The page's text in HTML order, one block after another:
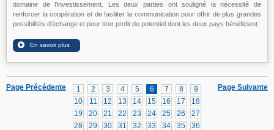
domaine de l'investissement. Les deux parties ont souligné la nécessité de
renforcer la coopération et de faciliter la communication pour offrir de plus grandes
possibilités d’échange et pour tirer profit du potentiel dont les deux pays bénéficient.
Page Suivante
1 2 3 4 5 6 7 8
9
10
11 12 13 14 15 16 17
18
19
20 21 22 23 24 25 26
27
28
29 30 31 32 33 34 35
36
Page Précédente